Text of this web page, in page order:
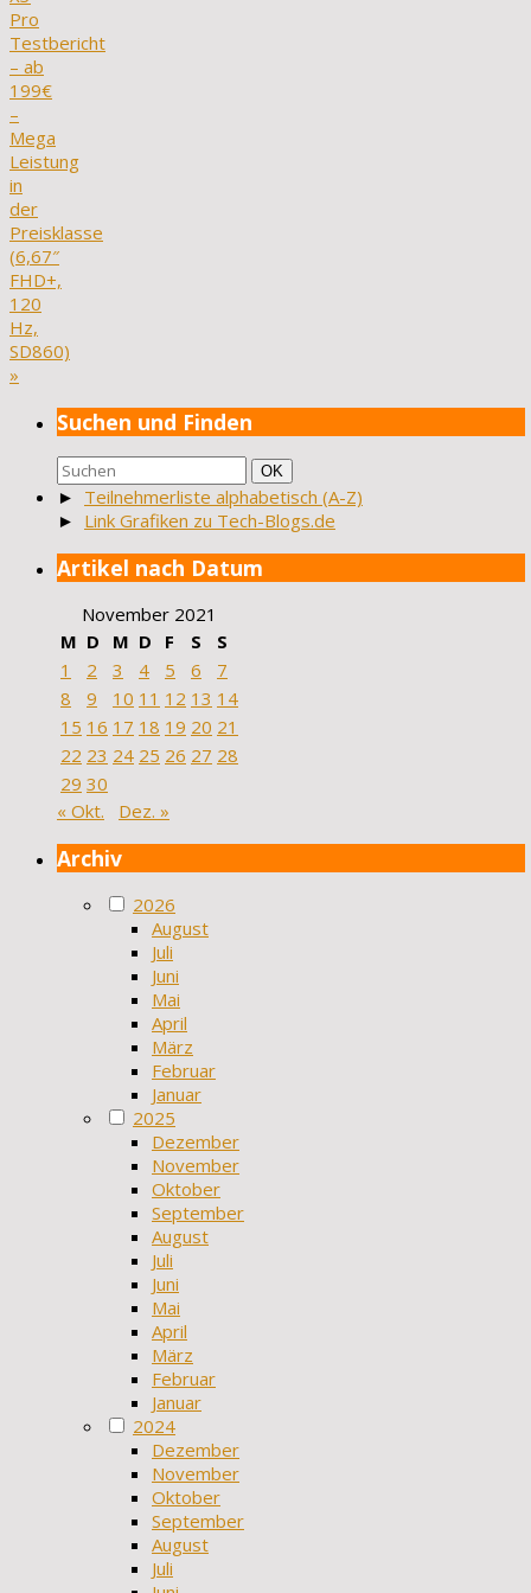
Pro
Testbericht
– ab
199€
–
Mega
Leistung
in
der
Preisklasse
(6,67″
FHD+,
120
Hz,
SD860)
»
Suchen und Finden
Suchen
nach:
Suchen
OK
► Teilnehmerliste alphabetisch (A-Z)
► Link Grafiken zu Tech-Blogs.de
Artikel nach Datum
November 2021
M D M D F S
S
1
2 3 4 5 6
7
8
9 10 11 12 13 14
15 16 17 18 19 20 21
22 23 24 25 26 27 28
29 30
« Okt.
Dez. »
Archiv
2026
August
Juli
Juni
Mai
April
März
Februar
Januar
2025
Dezember
November
Oktober
September
August
Juli
Juni
Mai
April
März
Februar
Januar
2024
Dezember
November
Oktober
September
August
Juli